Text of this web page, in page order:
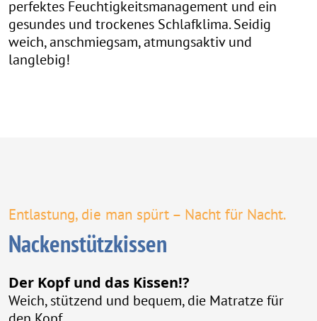
perfektes Feuchtigkeitsmanagement und ein
gesundes und trockenes Schlafklima. Seidig
weich, anschmiegsam, atmungsaktiv und
langlebig!
Entlastung, die man spürt – Nacht für Nacht.
Nackenstützkissen
Der Kopf und das Kissen!?
Weich, stützend und bequem, die Matratze für